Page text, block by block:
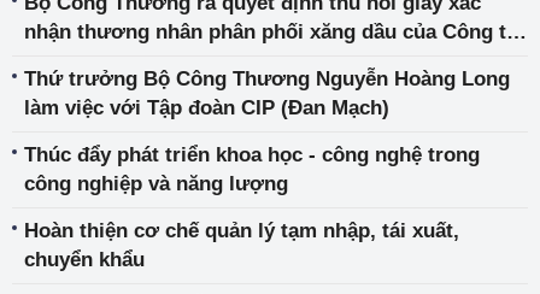
nhận thương nhân phân phối xăng dầu của Công ty
Thứ trưởng Bộ Công Thương Nguyễn Hoàng Long
làm việc với Tập đoàn CIP (Đan Mạch)
Thúc đẩy phát triển khoa học - công nghệ trong
công nghiệp và năng lượng
Hoàn thiện cơ chế quản lý tạm nhập, tái xuất,
chuyển khẩu